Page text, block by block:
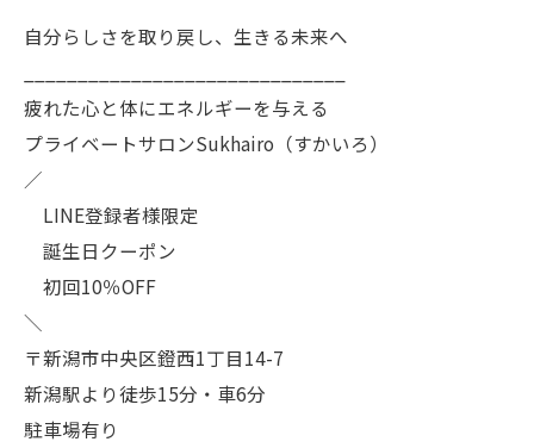
自分らしさを取り戻し、生きる未来へ
疲れた心と体にエネルギーを与える
プライベートサロンSukhairo（すかいろ）
／
LINE登録者様限定
誕生日クーポン
初回10％OFF
＼
〒新潟市中央区鐙西1丁目14-7
新潟駅より徒歩15分・車6分
駐車場有り